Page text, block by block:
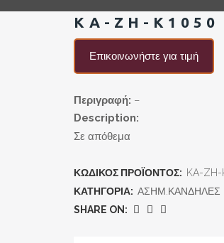
KA-ZH-K1050
Επικοινωνήστε για τιμή
Περιγραφή: –
Description:
Σε απόθεμα
ΚΩΔΙΚΌΣ ΠΡΟΪΌΝΤΟΣ: KA-ZH-
ΚΑΤΗΓΟΡΊΑ: ΑΣΗΜ.ΚΑΝΔΗΛΕΣ
SHARE ON: